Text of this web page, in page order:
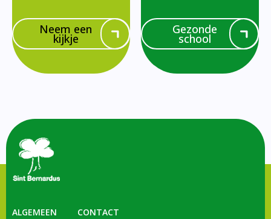
Neem een
kijkje
Gezonde
school
ALGEMEEN
CONTACT